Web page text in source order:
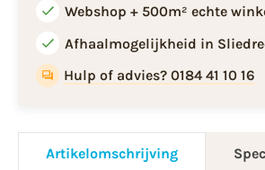
Webshop + 500m² echte
Afhaalmogelijkheid in
Hulp of advies? 0184 41 10 16
Artikelomschrijving